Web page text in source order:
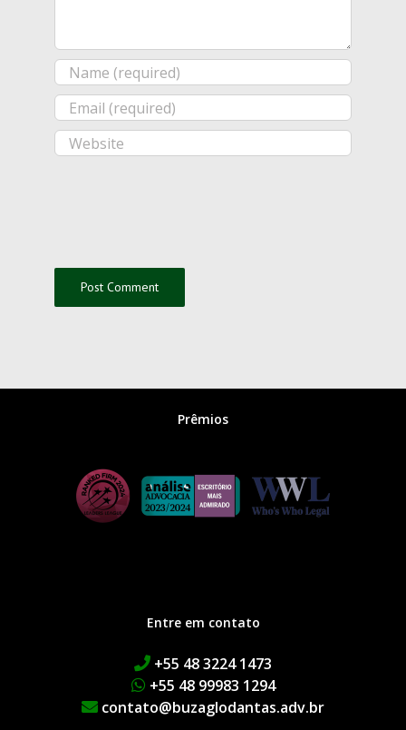
Prêmios
Entre em contato
+55 48 3224 1473
+55 48 99983 1294
contato@buzaglodantas.adv.br